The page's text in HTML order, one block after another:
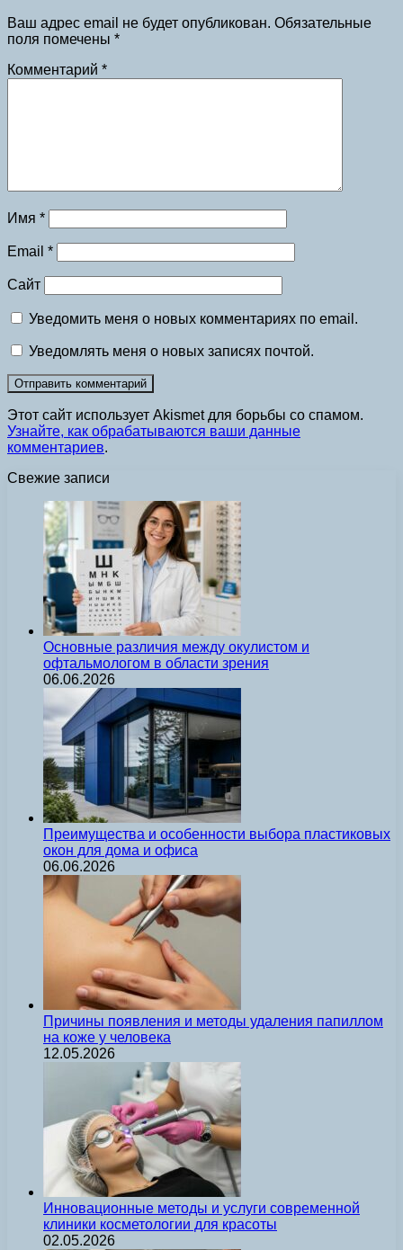
Ваш адрес email не будет опубликован. Обязательные
поля помечены *
Комментарий *
Имя *
Email *
Сайт
Уведомить меня о новых комментариях по email.
Уведомлять меня о новых записях почтой.
Этот сайт использует Akismet для борьбы со спамом.
Узнайте, как обрабатываются ваши данные
комментариев.
Свежие записи
Основные различия между окулистом и
офтальмологом в области зрения
06.06.2026
Преимущества и особенности выбора пластиковых
окон для дома и офиса
06.06.2026
Причины появления и методы удаления папиллом
на коже у человека
12.05.2026
Инновационные методы и услуги современной
клиники косметологии для красоты
02.05.2026